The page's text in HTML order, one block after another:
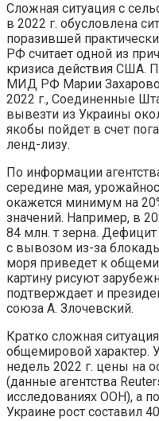
Сложная ситуация с
в 2022 г. обусловлена
поразившей
РФ считает одной из
кризиса действия США.
МИД РФ Марии
2022 г., Соединенные
вывезти из Украины
якобы пойдет в счет
ленд-лизу.
По информации
середине мая,
окажется минимум на
значений. Например, в
84 млн. т зерна.
с вывозом из-за
моря приведет к
картину рисуют
подтверждает и
союза А. Злочевский.
Кратко сложная
общемировой характер.
недель 2022 г. цены на
(данные агентства
исследованиях ООН), а
Украине рост составил